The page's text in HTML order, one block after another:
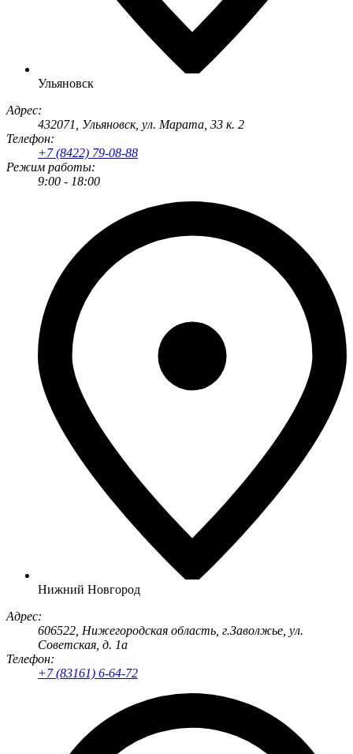
Ульяновск
Адрес:
432071
Ульяновск, ул. Марата, 33 к. 2
Телефон:
+7 (8422) 79-08-88
Режим работы:
9:00 - 18:00
Нижний Новгород
Адрес:
606522 , Нижегородская область, г.Заволжье ул.
Советская, д. 1а
Телефон:
+7 (83161) 6-64-72